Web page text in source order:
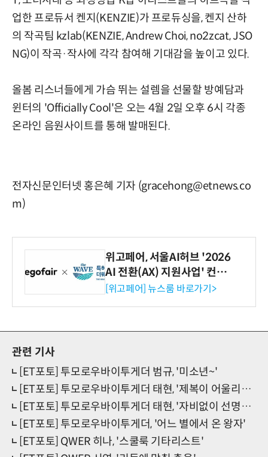
업한 프로듀서 켄지(KENZIE)가 프로듀싱을, 켄지 산하
의 작곡팀 kzlab(KENZIE, Andrew Choi, no2zcat, JSO
NG)이 작곡·작사에 각각 참여해 기대감을 높이고 있다.
올봄 리스너들에게 가슴 뛰는 설렘을 선물할 방예담과
윈터의 'Officially Cool'은 오는 4월 2일 오후 6시 각종
온라인 음원사이트를 통해 발매된다.
전자신문인터넷 홍은혜 기자 (gracehong@etnews.co
m)
위고페어, 서울AI허브 '2026
AI 전환(AX) 지원사업' 컨소
시엄 선정
[위고페어] 뉴스룸 바로가기>
관련 기사
[ET포토] 투모로우바이투게더 범규, '미소년~'
[ET포토] 투모로우바이투게더 태현, '제복이 어울리는 멋짐'
[ET포토] 투모로우바이투게더 태현, '자비없이 선명한 비주얼'
[ET포토] 투모로우바이투게더, '어느 별에서 온 왕자'
[ET포토] QWER 히나, '스쿨룩 기타리스트'